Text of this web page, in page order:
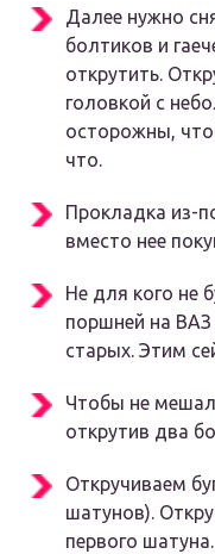
Далее нужно
болтиков и
открутить.
головкой с
осторожны,
что.
Прокладка из-
вместо нее
Не для кого не
поршней на ВАЗ
старых. Этим
Чтобы не
открутив два
Откручиваем
шатунов).
первого шатуна.